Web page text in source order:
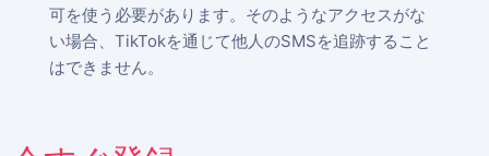
可を使う必要があります。そのようなアクセスがな
い場合、TikTokを通じて他人のSMSを追跡すること
はできません。